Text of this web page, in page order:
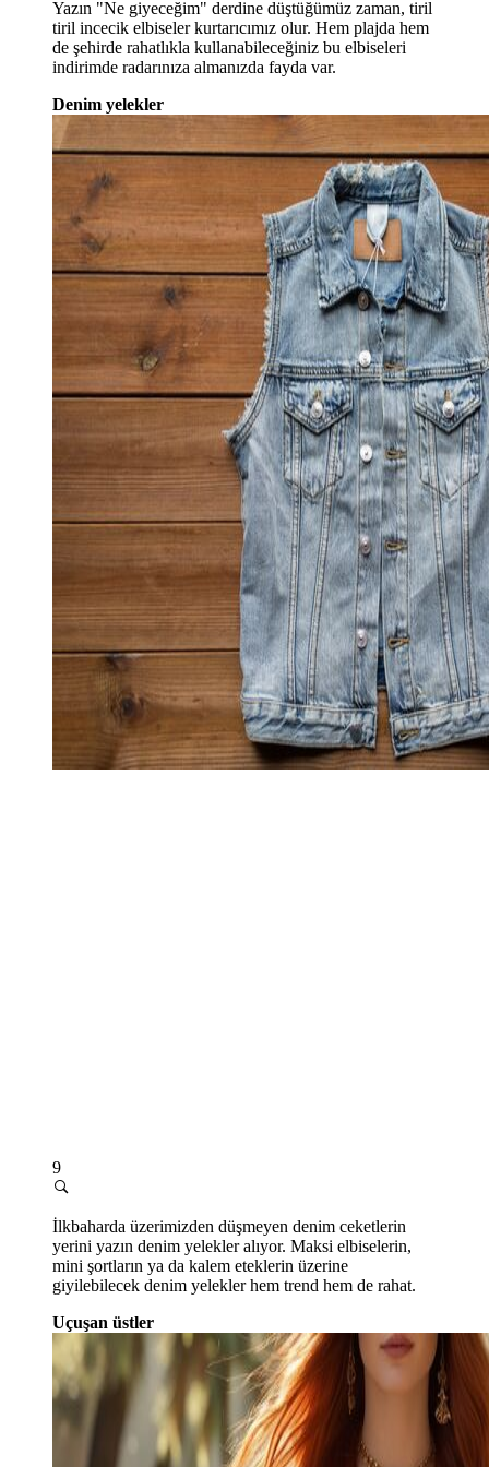
Yazın "Ne giyeceğim" derdine düştüğümüz zaman, tiril
tiril incecik elbiseler kurtarıcımız olur. Hem plajda hem
de şehirde rahatlıkla kullanabileceğiniz bu elbiseleri
indirimde radarınıza almanızda fayda var.
Denim yelekler
9
İlkbaharda üzerimizden düşmeyen denim ceketlerin
yerini yazın denim yelekler alıyor. Maksi elbiselerin,
mini şortların ya da kalem eteklerin üzerine
giyilebilecek denim yelekler hem trend hem de rahat.
Uçuşan üstler